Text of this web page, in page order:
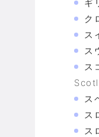
ギ
ク
ス
ス
ス
ス
ス
ス